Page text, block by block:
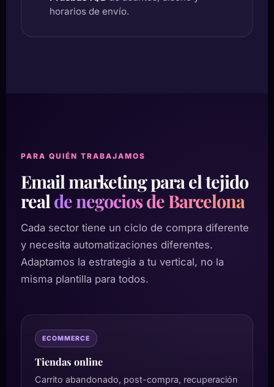
horarios de envío.
PARA QUIÉN TRABAJAMOS
Email marketing para el tejido
real de negocios de Barcelona
Cada sector tiene un ciclo de compra diferente
y necesita automatizaciones diferentes.
Adaptamos la estrategia a tu vertical, no la
misma plantilla para todos.
ECOMMERCE
Tiendas online
Carrito abandonado, post-compra, recuperación